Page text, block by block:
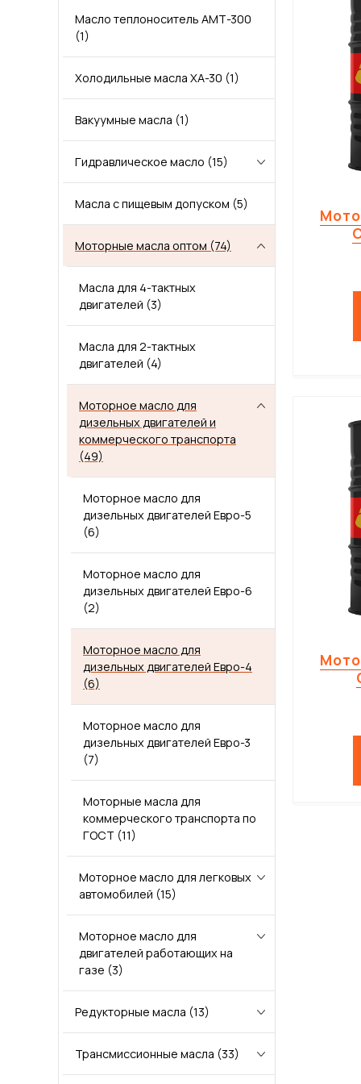
Масло теплоноситель АМТ-300
(1)
Холодильные масла ХА-30 (1)
Вакуумные масла (1)
Гидравлическое масло (15)
Масло гидравлическое ВМГЗ(1)
Масло гидравлическое МГЕ
Гидравлическое масло HVLP
Гидравлическое масло HVLP
46(1)
Гидравлическое масло HVLP 32
(1)
Гидравлическое масло HLP(4)
Гидравлическое масло HLP 46
(1)
Гидравлическое масло HLP 32
(1)
Масла с пищевым допуском (5)
Моторные масла оптом (74)
Масла для 4-тактных
двигателей (3)
Масла для 2-тактных
двигателей (4)
Моторное масло для
дизельных двигателей и
коммерческого транспорта
(49)
Моторное масло для
дизельных двигателей Евро-5
(6)
Моторное масло для
дизельных двигателей Евро-6
(2)
Моторное масло для
дизельных двигателей Евро-4
(6)
Моторное масло для
дизельных двигателей Евро-3
(7)
Моторные масла для
коммерческого транспорта по
ГОСТ (11)
Моторное масло для легковых
автомобилей (15)
Моторное масло SG/CD Девон
Classic(1)
Моторное масло SL/CF Девон
Sprint(1)
Моторное масло A5 B5(2)
Моторное масло для
двигателей работающих на
газе (3)
Малозольное моторное масло
для газовых двигателей(2)
Синтетическое малозольное
Редукторные масла (13)
Редукторное масло CLP (8)
Трансмиссионные масла (33)
ПРОКАТНЫЕ МАСЛА
ОСЕВЫЕ МАСЛА
МОТОРНОЕ МАСЛО ДЛЯ СУДОВЫХ ДВИГАТЕЛЕЙ
МАСЛА ДЛЯ НАПРАВЛЯЮЩИХ СКОЛЬЖЕНИЯ
КОМПРЕССОРНОЕ МАСЛО
ТУРБИННЫЕ МАСЛА
СПЕЦИАЛЬНЫЕ МАСЛА
МАСЛА ОБЩЕГО НАЗНАЧЕНИЯ (БАЗОВЫЕ)
МНОГОЦЕЛЕВЫЕ СМАЗКИ
ИНДУСТРИАЛЬНЫЕ СМАЗКИ
ТЕХНОЛОГИЧЕСКИЕ СМАЗКИ
ЖЕЛЕЗНОДОРОЖНЫЕ СМАЗКИ
КАНАТНЫЕ СМАЗКИ
СИЛИКОНОВЫЕ СМАЗКИ
АНТИФРИКЦИОННЫЕ СМАЗКИ
ОЧИСТИТЕЛИ